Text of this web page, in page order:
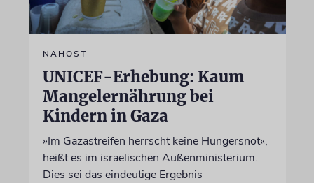
NAHOST
UNICEF-Erhebung: Kaum
Mangelernährung bei
Kindern in Gaza
»Im Gazastreifen herrscht keine Hungersnot«,
heißt es im israelischen Außenministerium.
Dies sei das eindeutige Ergebnis